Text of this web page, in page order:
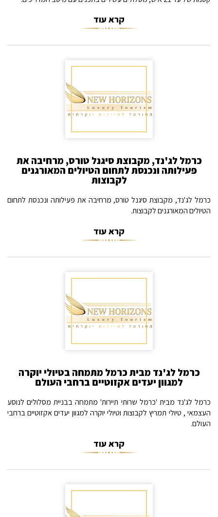
קרא עוד
כרמל לג'נד, מקבוצת סיגנל טורס, מרחיבה את
פעילותה ונכנסת לתחום הטיולים המאורגנים
לקבוצות
כרמל לג'נד, מקבוצת סיגנל טורס, מרחיבה את פעילותה ונכנסת לתחום
הטיולים המאורגנים לקבוצות.
קרא עוד
כרמל לג'נד מבית כרמל מתמחה בטיולי יוקרה
למגוון יעדים אקזוטיים ברחבי העולם
כרמל לג'נד מבית 'כרמל שרותי תיירות' מתמחה בבניית מסלולים לנוסע
העצמאי , טיולי תמריץ לקבוצות וטיולי יוקרה למגוון יעדים אקזוטיים ברחבי
העולם.
קרא עוד